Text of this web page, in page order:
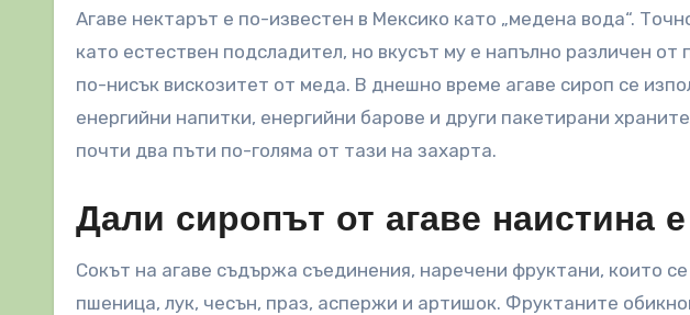
Агаве нектарът е по-известен в Мексико като „медена вода“.
като естествен подсладител, но вкусът му е напълно различен от
по-нисък вискозитет от меда. В днешно време агаве сироп се
енергийни напитки, енергийни барове и други пакетирани
почти два пъти по-голяма от тази на захарта.
Дали сиропът от агаве наистина
Сокът на агаве съдържа съединения, наречени фруктани, които
пшеница, лук, чесън, праз, аспержи и артишок. Фруктаните